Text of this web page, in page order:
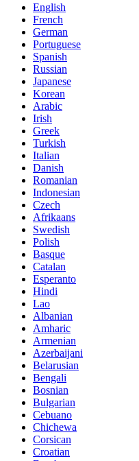
English
French
German
Portuguese
Spanish
Russian
Japanese
Korean
Arabic
Irish
Greek
Turkish
Italian
Danish
Romanian
Indonesian
Czech
Afrikaans
Swedish
Polish
Basque
Catalan
Esperanto
Hindi
Lao
Albanian
Amharic
Armenian
Azerbaijani
Belarusian
Bengali
Bosnian
Bulgarian
Cebuano
Chichewa
Corsican
Croatian